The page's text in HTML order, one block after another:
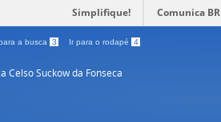
Simplifique! Comunica BR
a busca 3 Ir para o rodapé 4
Celso Suckow da Fonseca